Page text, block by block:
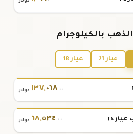
بالكيلوجرام
عيار 21 عيار 18
١٣٧,٠٦٨.٠٠ دولار
٢٤ ٦٨,٥٣٤.٠٠ دولار